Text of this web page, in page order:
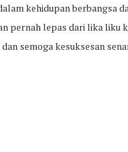
kehidupan berbangsa
pernah lepas dari lika liku
semoga kesuksesan